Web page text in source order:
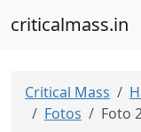
criticalmass.in
Critical Mass
Fotos
Foto